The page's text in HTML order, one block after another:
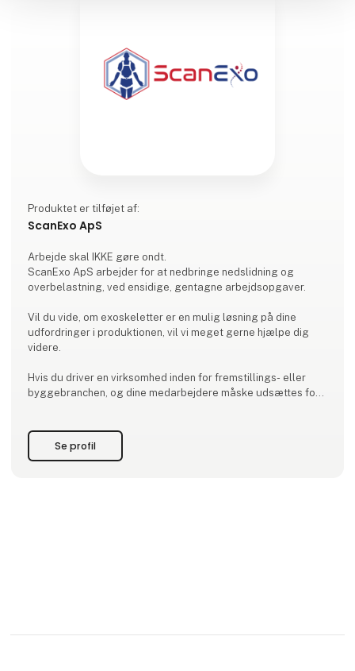
Produktet er tilføjet af:
ScanExo ApS
Arbejde skal IKKE gøre ondt.
ScanExo ApS arbejder for at nedbringe nedslidning og
overbelastning, ved ensidige, gentagne arbejdsopgaver.
Vil du vide, om exoskeletter er en mulig løsning på dine
udfordringer i produktionen, vil vi meget gerne hjælpe dig
videre.
Hvis du driver en virksomhed inden for fremstillings- eller
byggebranchen, og dine medarbejdere måske udsættes for
med bøjet ryg eller hævede arme. De bliver trætte, hvilket
kan begrænse deres produktivitet, og no
Se profil